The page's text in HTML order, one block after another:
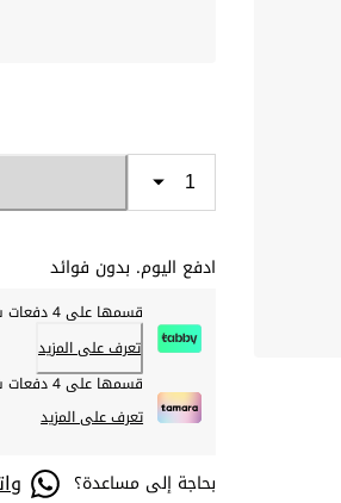
ادفع اليوم. بدون فوائد
قسمها على 4 دفعات شهرية بقيمة
تعرف على المزيد
قسمها على 4 دفعات شهرية بقيمة
تعرف على المزيد
بحاجة إلى مساعدة؟